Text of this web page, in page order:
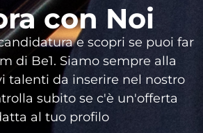
con Noi
e scopri se puoi far
di Be1. Siamo sempre alla
talenti da inserire nel nostro
subito se c'è un'offerta
al tuo profilo